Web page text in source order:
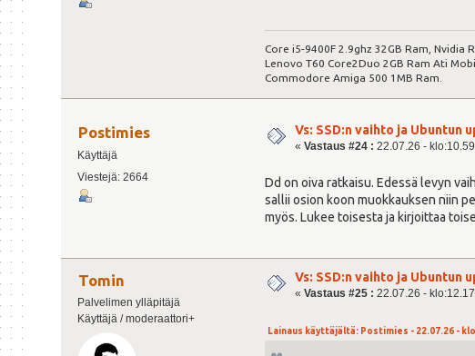
Core i5-9400F 2.9ghz 32GB Ram, Nvidia
Lenovo T60 Core2Duo 2GB Ram Ati
Commodore Amiga 500 1MB Ram.
Postimies
Käyttäjä
Viestejä: 2664
Vs: SSD:n vaihto ja Ubuntun
«Vastaus #24 : 22.07.26 -
Dd on oiva ratkaisu. Edessä levyn
sallii osion koon muokkauksen niin
myös. Lukee toisesta ja kirjoittaa
Tomin
Palvelimen ylläpitäjä
Käyttäjä / moderaattori+
Vs: SSD:n vaihto ja Ubuntun
«Vastaus #25 : 22.07.26 -
Lainaus käyttäjältä: Postimies - 22.07.26 -